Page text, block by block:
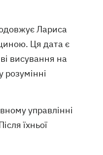
Лариса
Ця дата є
висування на
управлінні
їхньої